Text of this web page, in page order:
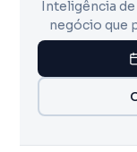
Inteligência
negócio que